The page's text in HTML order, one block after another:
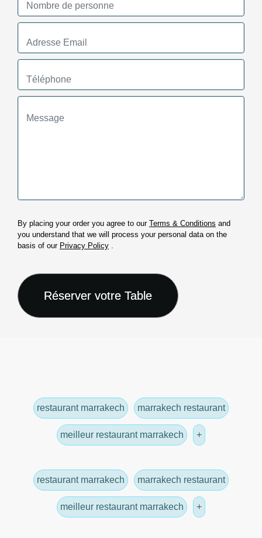
By placing your order you agree to our Terms & Conditions and
you understand that we will process your personal data on the
basis of our Privacy Policy .
restaurant marrakech marrakech restaurant
meilleur restaurant marrakech +
restaurant marrakech marrakech restaurant
meilleur restaurant marrakech +